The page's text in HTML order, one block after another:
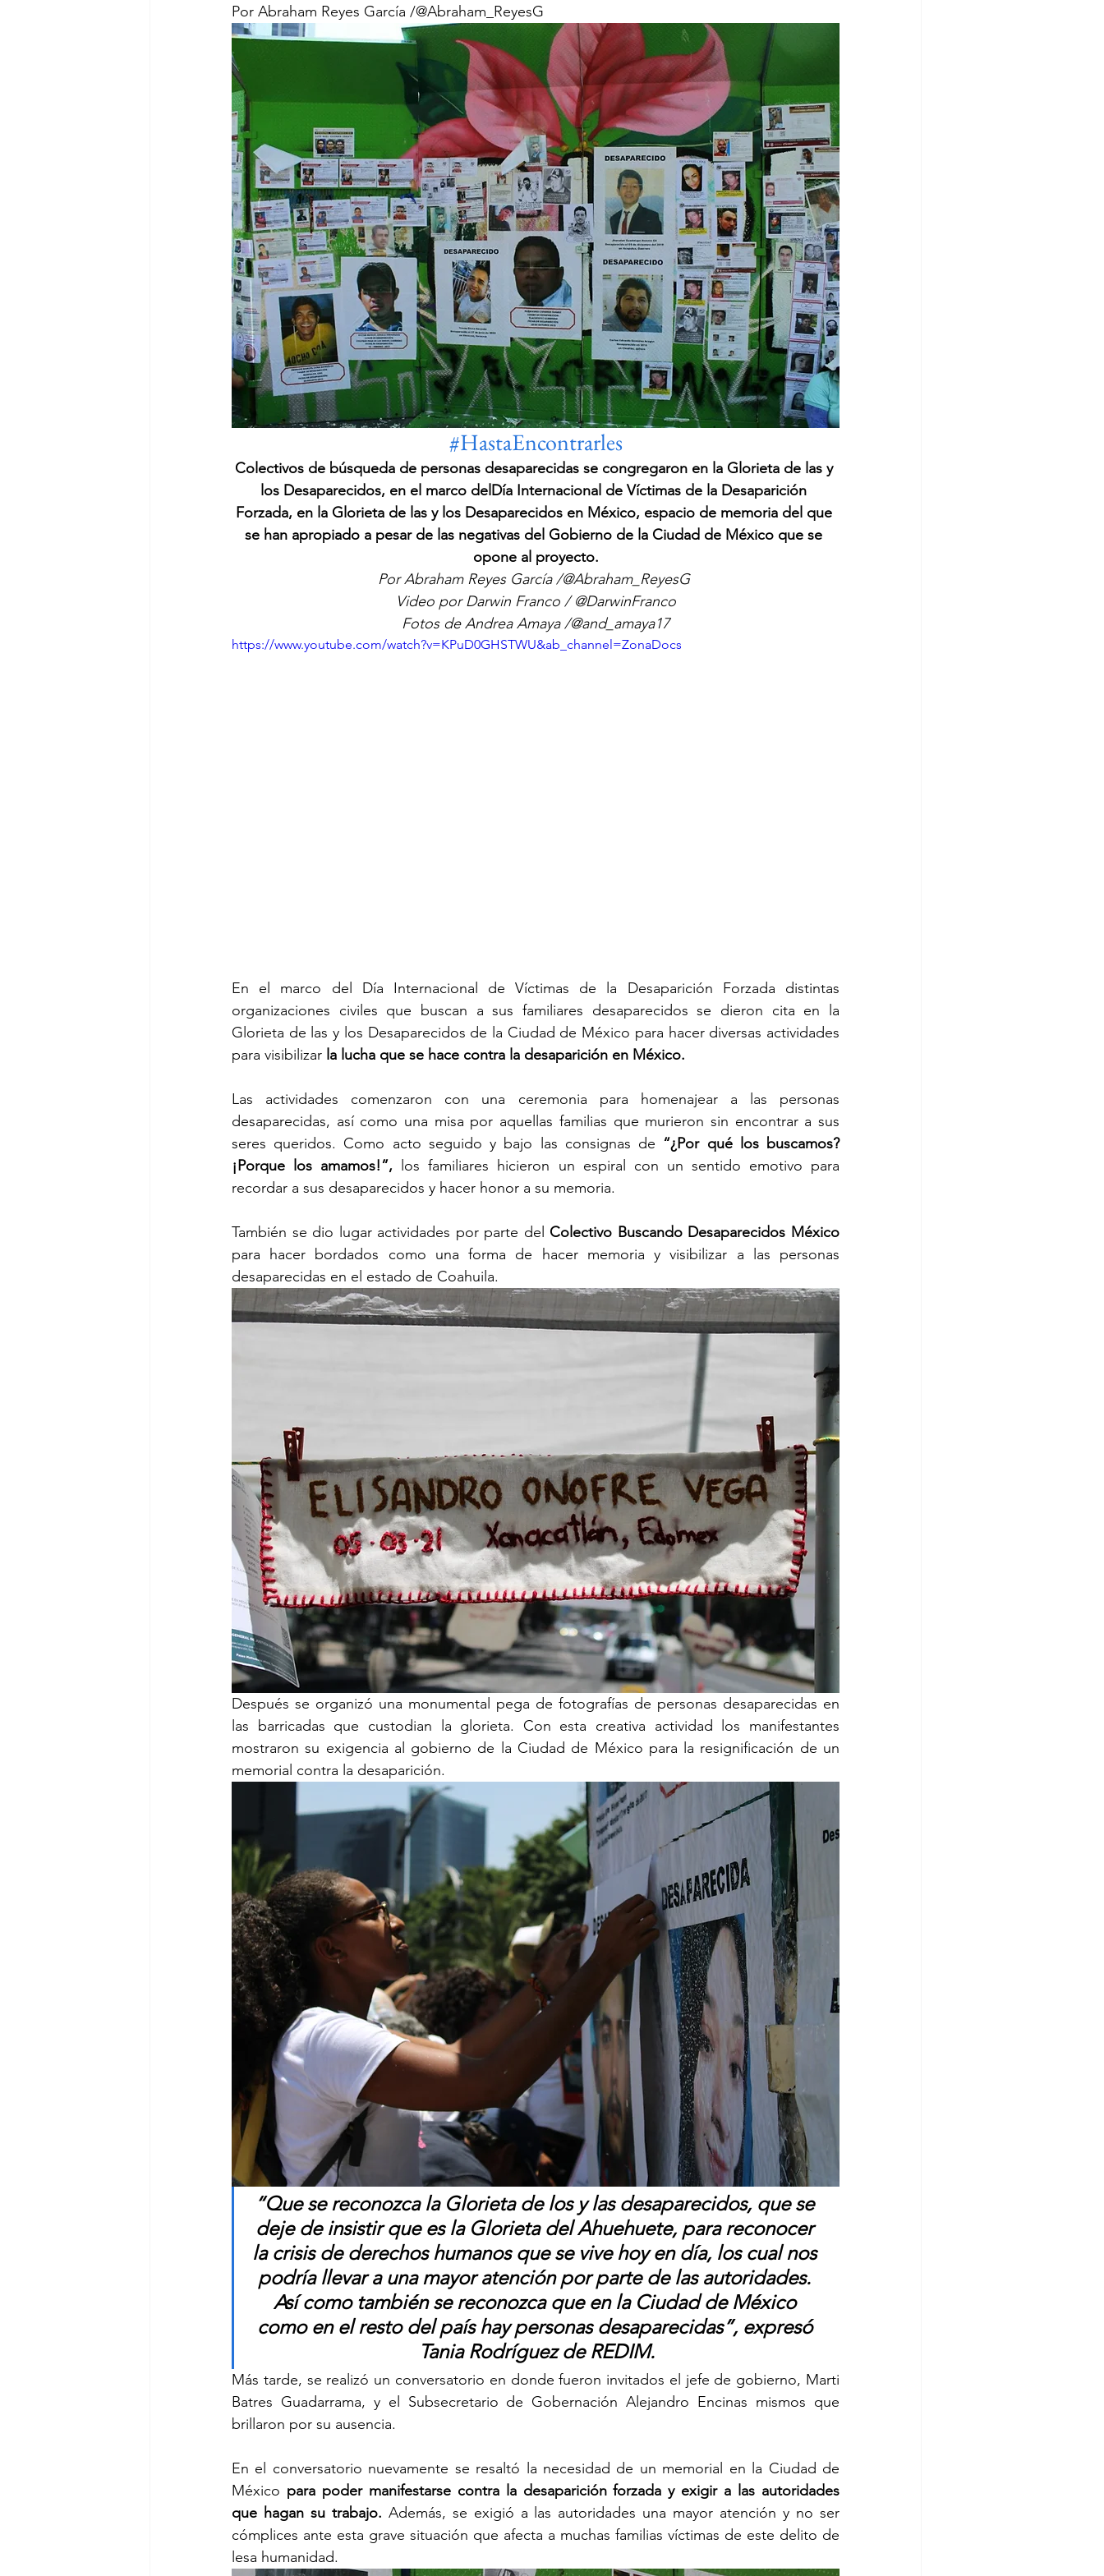
Por Abraham Reyes García /@Abraham_ReyesG
#HastaEncontrarles
Colectivos de búsqueda de personas desaparecidas se congregaron en la Glorieta de las y
los Desaparecidos, en el marco delDía Internacional de Víctimas de la Desaparición
Forzada, en la Glorieta de las y los Desaparecidos en México, espacio de memoria del que
se han apropiado a pesar de las negativas del Gobierno de la Ciudad de México que se
opone al proyecto.
Por Abraham Reyes García /@Abraham_ReyesG
Video por Darwin Franco / @DarwinFranco
Fotos de Andrea Amaya /@and_amaya17
https://www.youtube.com/watch?v=KPuD0GHSTWU&ab_channel=ZonaDocs
En el marco del Día Internacional de Víctimas de la Desaparición Forzada distintas
organizaciones civiles que buscan a sus familiares desaparecidos se dieron cita en la
Glorieta de las y los Desaparecidos de la Ciudad de México para hacer diversas actividades
para visibilizar la lucha que se hace contra la desaparición en México.
Las actividades comenzaron con una ceremonia para homenajear a las personas
desaparecidas, así como una misa por aquellas familias que murieron sin encontrar a sus
seres queridos. Como acto seguido y bajo las consignas de “¿Por qué los buscamos?
¡Porque los amamos!”, los familiares hicieron un espiral con un sentido emotivo para
recordar a sus desaparecidos y hacer honor a su memoria.
También se dio lugar actividades por parte del Colectivo Buscando Desaparecidos México
para hacer bordados como una forma de hacer memoria y visibilizar a las personas
desaparecidas en el estado de Coahuila.
Después se organizó una monumental pega de fotografías de personas desaparecidas en
las barricadas que custodian la glorieta. Con esta creativa actividad los manifestantes
mostraron su exigencia al gobierno de la Ciudad de México para la resignificación de un
memorial contra la desaparición.
“Que se reconozca la Glorieta de los y las desaparecidos, que se
deje de insistir que es la Glorieta del Ahuehuete, para reconocer
la crisis de derechos humanos que se vive hoy en día, los cual nos
podría llevar a una mayor atención por parte de las autoridades.
Así como también se reconozca que en la Ciudad de México
como en el resto del país hay personas desaparecidas”, expresó
Tania Rodríguez de REDIM.
Más tarde, se realizó un conversatorio en donde fueron invitados el jefe de gobierno, Marti
Batres Guadarrama, y el Subsecretario de Gobernación Alejandro Encinas mismos que
brillaron por su ausencia.
En el conversatorio nuevamente se resaltó la necesidad de un memorial en la Ciudad de
México para poder manifestarse contra la desaparición forzada y exigir a las autoridades
que hagan su trabajo. Además, se exigió a las autoridades una mayor atención y no ser
cómplices ante esta grave situación que afecta a muchas familias víctimas de este delito de
lesa humanidad.